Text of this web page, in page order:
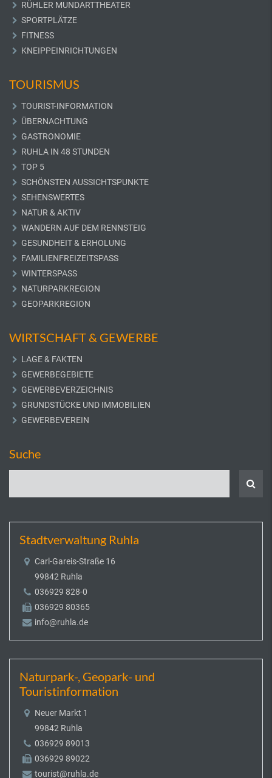
RÜHLER MUNDARTTHEATER
SPORTPLÄTZE
FITNESS
KNEIPPEINRICHTUNGEN
TOURISMUS
TOURIST-INFORMATION
ÜBERNACHTUNG
GASTRONOMIE
RUHLA IN 48 STUNDEN
TOP 5
SCHÖNSTEN AUSSICHTSPUNKTE
SEHENSWERTES
NATUR & AKTIV
WANDERN AUF DEM RENNSTEIG
GESUNDHEIT & ERHOLUNG
FAMILIENFREIZEITSPASS
WINTERSPASS
NATURPARKREGION
GEOPARKREGION
WIRTSCHAFT & GEWERBE
LAGE & FAKTEN
GEWERBEGEBIETE
GEWERBEVERZEICHNIS
GRUNDSTÜCKE UND IMMOBILIEN
GEWERBEVEREIN
Suche
Stadtverwaltung Ruhla
Carl-Gareis-Straße 16
99842 Ruhla
036929 828-0
036929 80365
info@ruhla.de
Naturpark-, Geopark- und
Touristinformation
Neuer Markt 1
99842 Ruhla
036929 89013
036929 89022
tourist@ruhla.de